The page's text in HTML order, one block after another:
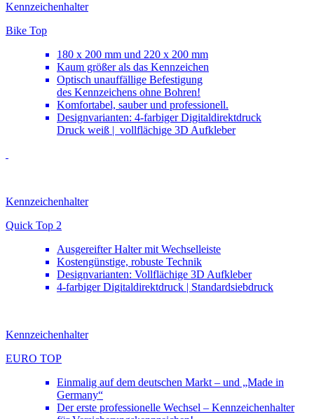
Kennzeichenhalter
Bike Top
180 x 200 mm und 220 x 200 mm
Kaum größer als das Kennzeichen
Optisch unauffällige Befestigung
des Kennzeichens ohne Bohren!
Komfortabel, sauber und professionell.
Designvarianten: 4-farbiger Digitaldirektdruck
Druck weiß | vollflächige 3D Aufkleber
Kennzeichenhalter
Quick Top 2
Ausgereifter Halter mit Wechselleiste
Kostengünstige, robuste Technik
Designvarianten: Vollflächige 3D Aufkleber
4-farbiger Digitaldirektdruck | Standardsiebdruck
Kennzeichenhalter
EURO TOP
Einmalig auf dem deutschen Markt – und „Made in
Germany“
Der erste professionelle Wechsel – Kennzeichenhalter